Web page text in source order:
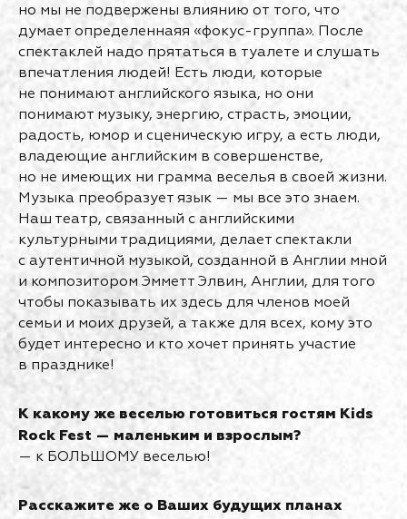
но мы не подвержены влиянию от того, что
думает определеннаяя «фокус-группа». После
спектаклей надо прятаться в туалете и слушать
впечатления людей! Есть люди, которые
не понимают английского языка, но они
понимают музыку, энергию, страсть, эмоции,
радость, юмор и сценическую игру, а есть люди,
владеющие английским в совершенстве,
но не имеющих ни грамма веселья в своей жизни.
Музыка преобразует язык — мы все это знаем.
Наш театр, связанный с английскими
культурными традициями, делает спектакли
с аутентичной музыкой, созданной в Англии мной
и композитором Эмметт Элвин, Англии, для того
чтобы показывать их здесь для членов моей
семьи и моих друзей, а также для всех, кому это
будет интересно и кто хочет принять участие
в празднике!
К какому же веселью готовиться гостям Kids
Rock Fest — маленьким и взрослым?
— к БОЛЬШОМУ веселью!
Расскажите же о Ваших будущих планах